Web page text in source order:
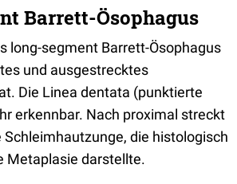
Barrett-Ösophagus
long-segment Barrett-Ösophagus
und ausgestrecktes
Die Linea dentata (punktierte
erkennbar. Nach proximal streckt
Schleimhautzunge, die histologisch
Metaplasie darstellte.